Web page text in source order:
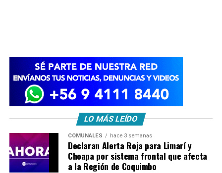
LO MÁS LEÍDO
COMUNALES hace 3 semanas
Declaran Alerta Roja para Limarí y
Choapa por sistema frontal que afecta
a la Región de Coquimbo